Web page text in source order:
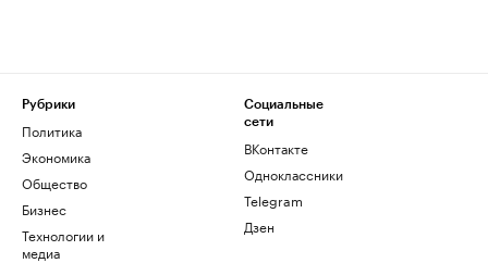
Рубрики
Политика
Экономика
Общество
Бизнес
Технологии и
медиа
Социальные
сети
ВКонтакте
Одноклассники
Telegram
Дзен